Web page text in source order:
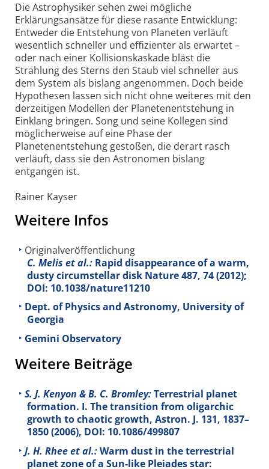
Die Astrophysiker sehen zwei mögliche
Erklärungsansätze für diese rasante Entwicklung:
Entweder die Entstehung von Planeten verläuft
wesentlich schneller und effizienter als erwartet –
oder nach einer Kollisionskaskade bläst die
Strahlung des Sterns den Staub viel schneller aus
dem System als bislang angenommen. Doch beide
Hypothesen lassen sich nicht ohne weiteres mit den
derzeitigen Modellen der Planetenentstehung in
Einklang bringen. Song und seine Kollegen sind
möglicherweise auf eine Phase der
Planetenentstehung gestoßen, die derart rasch
verläuft, dass sie den Astronomen bislang
entgangen ist.
Rainer Kayser
Weitere Infos
Originalveröffentlichung
C. Melis et al.: Rapid disappearance of a warm,
dusty circumstellar disk Nature487, 74 (2012);
DOI: 10.1038/nature11210
Dept. of Physics and Astronomy, University of
Georgia
Gemini Observatory
Weitere Beiträge
S. J. Kenyon & B. C. Bromley:Terrestrial planet
formation. I. The transition from oligarchic
growth to chaotic growth, Astron. J. 131, 1837–
1850 (2006), DOI: 10.1086/499807
J. H. Rhee et al.:Warm dust in the terrestrial
planet zone of a Sun-like Pleiades star: